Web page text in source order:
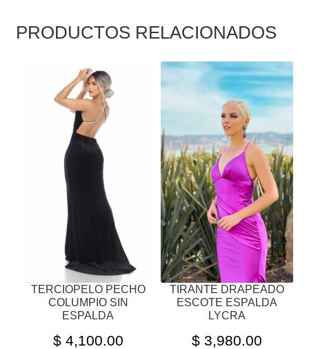
PRODUCTOS RELACIONADOS
TERCIOPELO PECHO
COLUMPIO SIN
ESPALDA
$4,100.00
PRODUCTO
TIENE
MÚLTIPLES
VARIANTES.
OPCIONES
PUEDEN
DE
PRODUCTO
TIRANTE DRAPEADO
ESCOTE ESPALDA
LYCRA
$ 3,980.00
ESTE
PRODUCTO
MÚLTIPLES
VARIANTES.
LAS
OPCIONES
SE
PUEDEN
ELEGIR
EN
LA
PÁGINA
DE
PRODUCTO